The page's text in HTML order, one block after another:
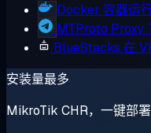
Docker 容器运
MTProto Proxy
BlueStacks 在
安装量最多
MikroTik CHR，一键部署